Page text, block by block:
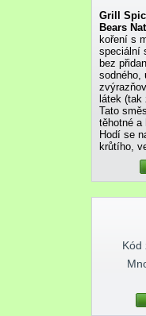
Grill
Bears
koření s
speciální
bez
sodného,
látek (tak
Tato
těhotné a
Hodí se
krůtího,
Kód